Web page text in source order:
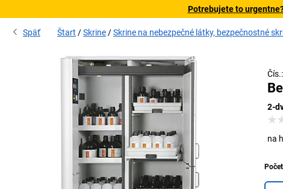
Potrebujete to
Späť Štart Skrine Skrine na nebezpečné látky, bezpečnostné
2-
na